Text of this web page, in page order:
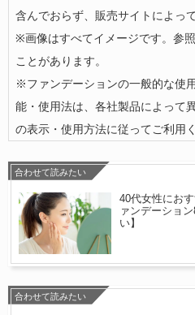
含んでおらず、販売サイトによっ
※画像はすべてイメージです。参
ことがあります。
※ファンデーションの一般的な使
能・使用法は、各社製品によって
の表示・使用方法に従ってご利用
合わせて読みたい
40代女性にお
ァンデーショ
い】
合わせて読みたい